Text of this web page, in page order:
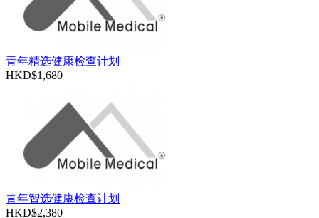
青年精选健康检查计划
HKD$1,680
青年智选健康检查计划
HKD$2,380